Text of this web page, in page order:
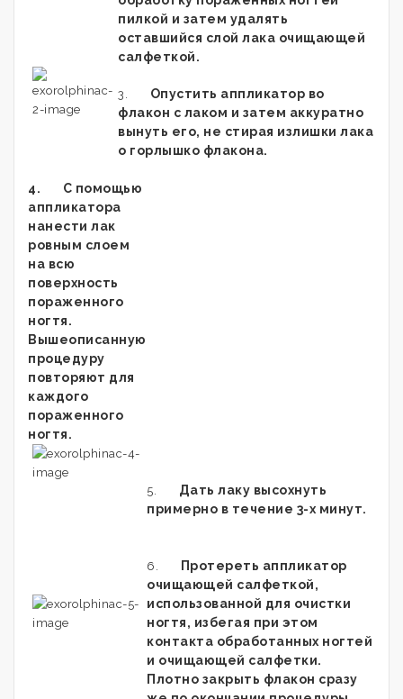
пилкой и затем удалять
оставшийся слой лака очищающей
салфеткой.
3.
Опустить аппликатор во
флакон с лаком и затем аккуратно
вынуть его, не стирая излишки лака
о горлышко флакона.
4. С помощью
аппликатора
нанести лак
ровным слоем
на всю
поверхность
пораженного
ногтя.
Вышеописанную
процедуру
повторяют для
каждого
пораженного
ногтя.
5. Дать лаку высохнуть
примерно в течение 3-х минут.
6.
Протереть аппликатор
очищающей салфеткой,
использованной для очистки
ногтя, избегая при этом
контакта обработанных ногтей
и очищающей салфетки.
Плотно закрыть флакон сразу